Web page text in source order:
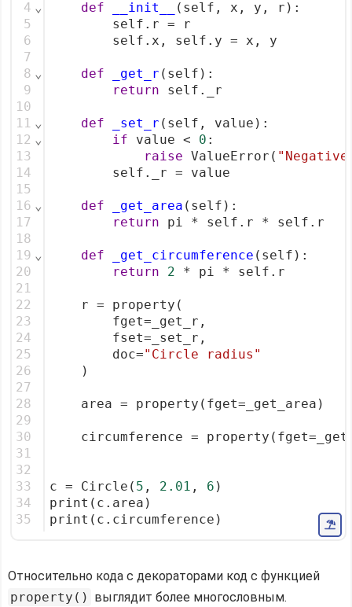
4
5
6
7
8
9
10
11
12
13
14
15
16
17
18
19
20
21
22
23
24
25
26
27
28
29
30
31
32
33
34
35
⌄
⌄
⌄
⌄
⌄
⌄
def
__init__
(self, x, y, r):
        self.r = r
        self.x, self.y = x, y
def _get_r (self):
return self._r
def _set_r (self, value):
if value < 0 :
raise ValueError(
        self._r = value
def _get_area (self):
return pi * self.r * self.r
def _get_circumference (self):
return
2 * pi * self.r
    r = property(
        fget=_get_r,
        fset=_set_r,
        doc=
"Circle radius"
    )
    area = property(fget=_get_area)
circumference =
c = Circle( 5 , 2.01 , 6 )
print(c.area)
print(c.circumference)
Относительно кода с декораторами код с функцией
property() выглядит более многословным.